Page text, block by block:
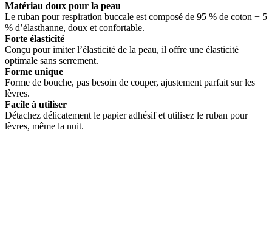
Matériau doux pour la peau
Le ruban pour respiration buccale est composé de 95 % de coton + 5
% d’élasthanne, doux et confortable.
Forte élasticité
Conçu pour imiter l’élasticité de la peau, il offre une élasticité
optimale sans serrement.
Forme unique
Forme de bouche, pas besoin de couper, ajustement parfait sur les
lèvres.
Facile à utiliser
Détachez délicatement le papier adhésif et utilisez le ruban pour
lèvres, même la nuit.